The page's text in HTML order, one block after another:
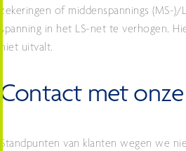
zekeringen of middenspannings (MS-
spanning in het LS-net te verhogen.
niet uitvalt.
Contact met
Standpunten van klanten wegen we